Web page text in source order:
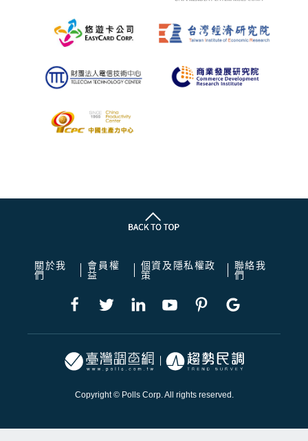
關於我
們
會員權
益
個資及隱私權政
策
聯絡我
們
Copyright © Polls Corp. All rights reserved.